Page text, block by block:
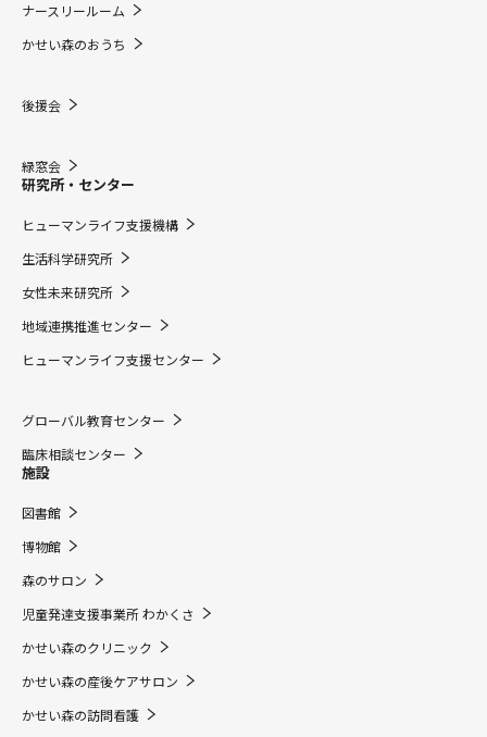
ナースリールーム
かせい森のおうち
後援会
緑窓会
研究所・センター
ヒューマンライフ支援機構
生活科学研究所
女性未来研究所
地域連携推進センター
ヒューマンライフ支援センター
グローバル教育センター
臨床相談センター
施設
図書館
博物館
森のサロン
児童発達支援事業所 わかくさ
かせい森のクリニック
かせい森の産後ケアサロン
かせい森の訪問看護